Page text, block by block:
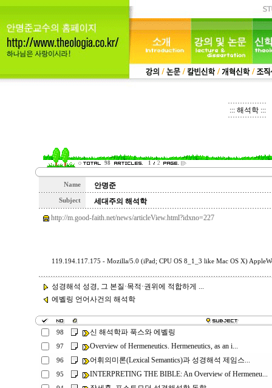
::: 해석학 :::
98 1 2
Name 안명준
Subject
세대주의 해석학
http://m.good-faith.net/news/articleView.html?idxno=227
119.194.117.175 - Mozilla/5.0 (iPad; CPU OS 8_1_3 like Mac OS X)
성경해석 성경, 그 본질·목적·권위에 적합하게 ...
에벨링 언어사건의 해석학
98 신 해석학파 푹스와 에벨링
97 Overview of Hermeneutics. Hermeneutics, as an i...
96 어휘의미론(Lexical Semantics)과 성경해석 제임스...
95 INTERPRETING THE BIBLE: An Overview of Hermeneu...